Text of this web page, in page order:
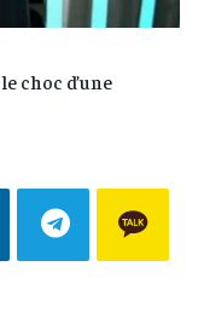
choc d’une